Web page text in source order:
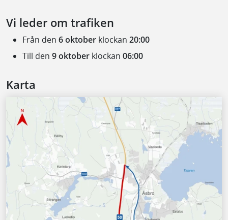
Vi leder om trafiken
Från den 6 oktober klockan 20:00
Till den 9 oktober klockan 06:00
Karta